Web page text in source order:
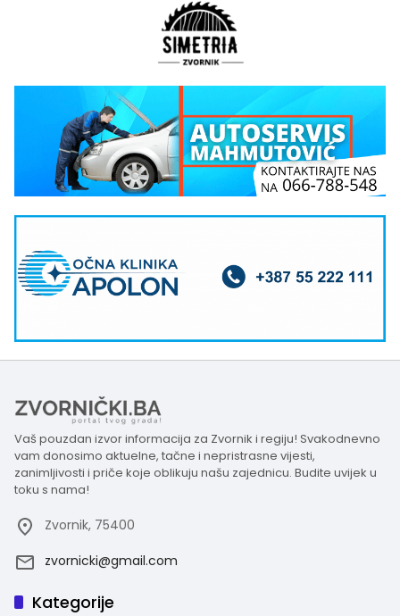
Vaš pouzdan izvor informacija za Zvornik i regiju! Svakodnevno
vam donosimo aktuelne, tačne i nepristrasne vijesti,
zanimljivosti i priče koje oblikuju našu zajednicu. Budite uvijek u
toku s nama!
Zvornik, 75400
zvornicki@gmail.com
Kategorije